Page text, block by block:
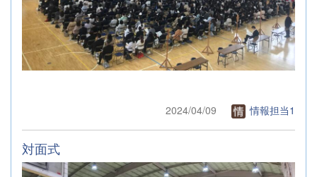
2024/04/09 情報担当1
対面式